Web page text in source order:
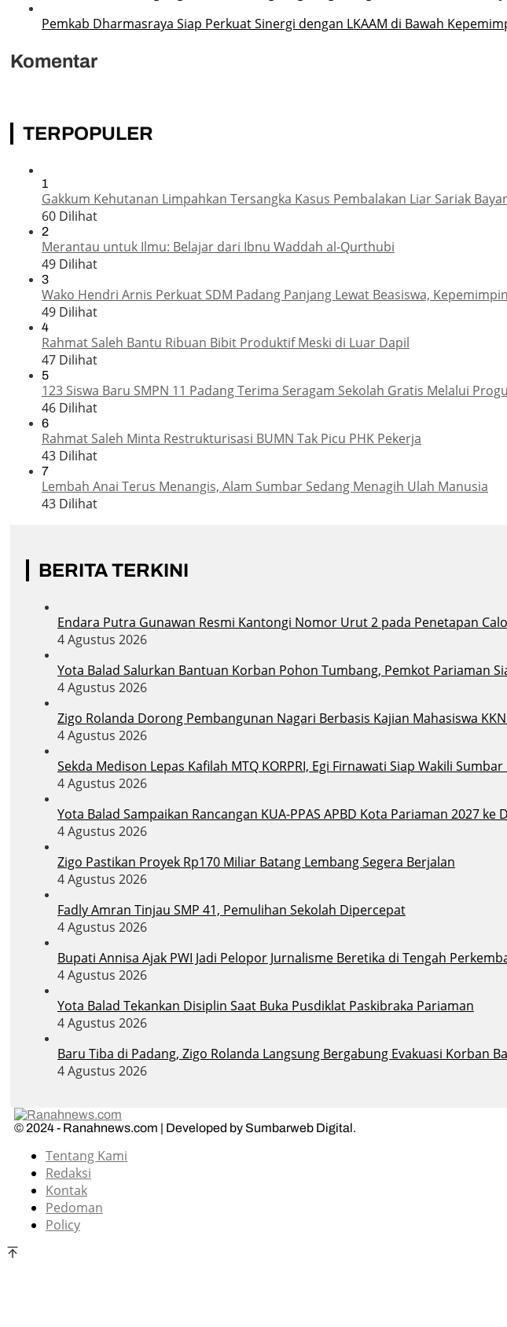
Pemkab Dharmasraya Siap Perkuat Sinergi dengan LKAAM di Bawah
Komentar
TERPOPULER
1
Gakkum Kehutanan Limpahkan Tersangka Kasus Pembalakan Liar Sariak
60 Dilihat
2
Merantau untuk Ilmu: Belajar dari Ibnu Waddah al-Qurthubi
49 Dilihat
3
Wako Hendri Arnis Perkuat SDM Padang Panjang Lewat Beasiswa,
49 Dilihat
4
Rahmat Saleh Bantu Ribuan Bibit Produktif Meski di Luar Dapil
47 Dilihat
5
123 Siswa Baru SMPN 11 Padang Terima Seragam Sekolah Gratis Melalui
46 Dilihat
6
Rahmat Saleh Minta Restrukturisasi BUMN Tak Picu PHK Pekerja
43 Dilihat
7
Lembah Anai Terus Menangis, Alam Sumbar Sedang Menagih Ulah Manusia
43 Dilihat
BERITA TERKINI
Endara Putra Gunawan Resmi Kantongi Nomor Urut 2 pada Penetapan
4 Agustus 2026
Yota Balad Salurkan Bantuan Korban Pohon Tumbang, Pemkot Pariaman
4 Agustus 2026
Zigo Rolanda Dorong Pembangunan Nagari Berbasis Kajian Mahasiswa
4 Agustus 2026
Sekda Medison Lepas Kafilah MTQ KORPRI, Egi Firnawati Siap Wakili
4 Agustus 2026
Yota Balad Sampaikan Rancangan KUA-PPAS APBD Kota Pariaman 2027 ke
4 Agustus 2026
Zigo Pastikan Proyek Rp170 Miliar Batang Lembang Segera Berjalan
4 Agustus 2026
Fadly Amran Tinjau SMP 41, Pemulihan Sekolah Dipercepat
4 Agustus 2026
Bupati Annisa Ajak PWI Jadi Pelopor Jurnalisme Beretika di Tengah
4 Agustus 2026
Yota Balad Tekankan Disiplin Saat Buka Pusdiklat Paskibraka Pariaman
4 Agustus 2026
Baru Tiba di Padang, Zigo Rolanda Langsung Bergabung Evakuasi Korban
4 Agustus 2026
© 2024 - Ranahnews.com | Developed by Sumbarweb Digital.
Tentang Kami
Redaksi
Kontak
Pedoman
Policy